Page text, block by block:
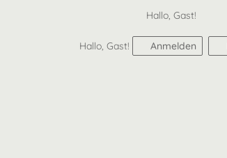
Hallo, Gast!
Hallo, Gast! Anmelden